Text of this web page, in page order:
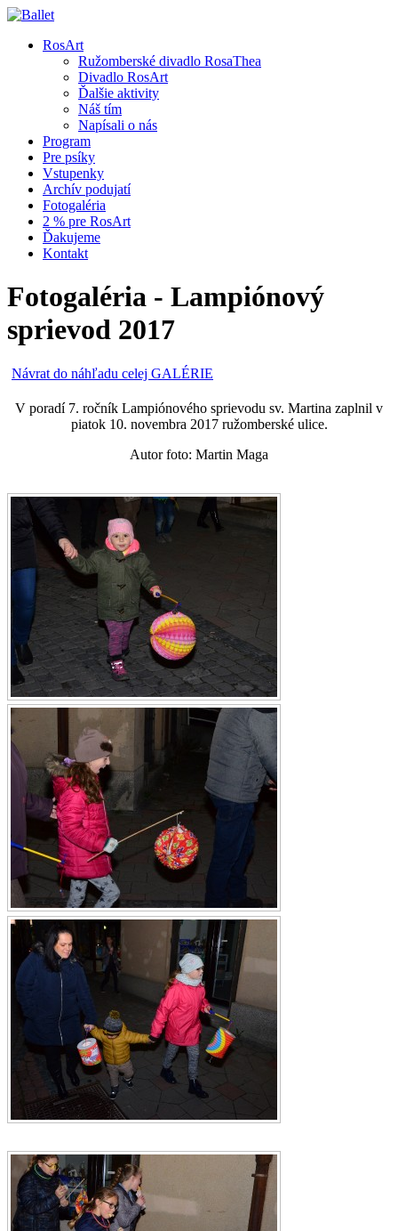
RosArt
Ružomberské divadlo RosaThea
Divadlo RosArt
Ďalšie aktivity
Náš tím
Napísali o nás
Program
Pre psíky
Vstupenky
Archív podujatí
Fotogaléria
2 % pre RosArt
Ďakujeme
Kontakt
Fotogaléria - Lampiónový
sprievod 2017
Návrat do náhľadu celej GALÉRIE
V poradí 7. ročník Lampiónového sprievodu sv. Martina zaplnil v
piatok 10. novembra 2017 ružomberské ulice.
Autor foto: Martin Maga